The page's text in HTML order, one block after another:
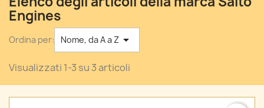
Engines
Ordina per: Nome, da A a Z 
Visualizzati 1-3 su 3 articoli